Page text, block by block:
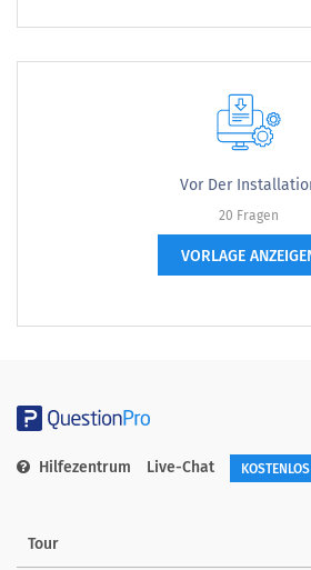
Vor Der
20 Fragen
VORLAGE
Hilfezentrum Live-Chat
Tour